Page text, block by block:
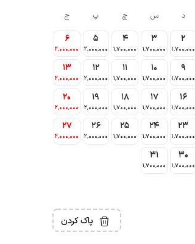
د س چ پ ج
2
1٬700٬000
3
1٬700٬000
4
1٬700٬000
5
2٬000٬000
6
2٬000٬000
9
1٬700٬000
10
1٬700٬000
11
1٬700٬000
12
2٬000٬000
13
2٬000٬000
16
1٬700٬000
17
1٬700٬000
18
1٬700٬000
19
2٬000٬000
20
2٬000٬000
23
1٬700٬000
24
1٬700٬000
25
1٬700٬000
26
2٬000٬000
27
2٬000٬000
30
1٬700٬000
31
1٬700٬000
پاک کردن